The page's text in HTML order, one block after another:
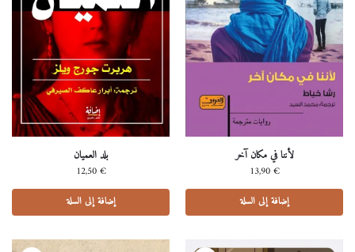
لأننا في مكان آخر
13,90€
إضافة إلى السلة
بلد العميان
12,50€
إضافة إلى السلة